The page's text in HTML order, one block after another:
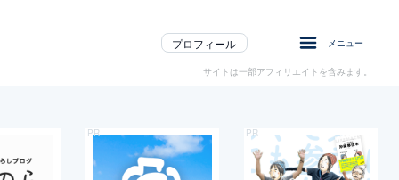
プロフィール メニュー
サイトは一部アフィリエイトを含みます。